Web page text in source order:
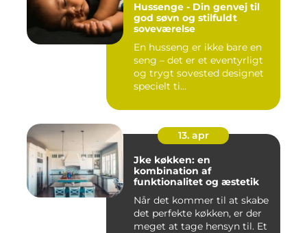
Hussenge - Din genvej til
god søvn og stilfuldt
soveværelse
En husseng er ikke bare en
seng – det er et eventyrligt
og trygt sovested designet
specielt ti...
13. apr
Jke køkken: en
kombination af
funktionalitet og æstetik
Når det kommer til at skabe
det perfekte køkken, er der
meget at tage hensyn til. Et